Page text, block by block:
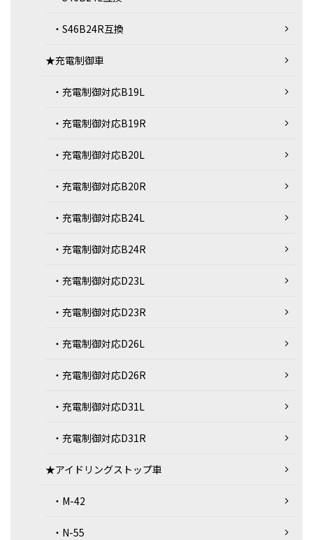
・S46B24R互換
★充電制御車
・充電制御対応B19L
・充電制御対応B19R
・充電制御対応B20L
・充電制御対応B20R
・充電制御対応B24L
・充電制御対応B24R
・充電制御対応D23L
・充電制御対応D23R
・充電制御対応D26L
・充電制御対応D26R
・充電制御対応D31L
・充電制御対応D31R
★アイドリングストップ車
・M-42
・N-55